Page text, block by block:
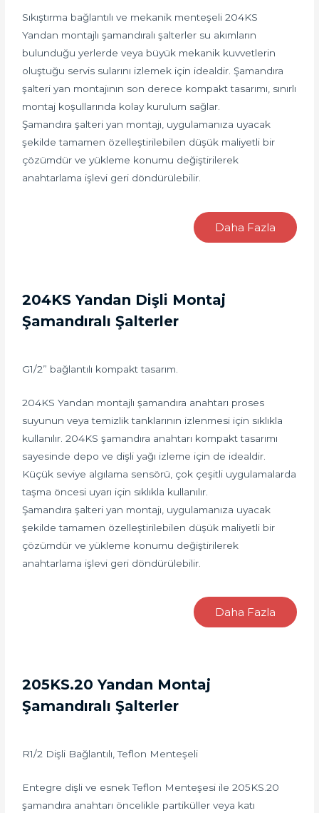
Sıkıştırma bağlantılı ve mekanik menteşeli 204KS
Yandan montajlı şamandıralı şalterler su akımların
bulunduğu yerlerde veya büyük mekanik kuvvetlerin
oluştuğu servis sularını izlemek için idealdir. Şamandıra
şalteri yan montajının son derece kompakt tasarımı, sınırlı
montaj koşullarında kolay kurulum sağlar.
Şamandıra şalteri yan montajı, uygulamanıza uyacak
şekilde tamamen özelleştirilebilen düşük maliyetli bir
çözümdür ve yükleme konumu değiştirilerek
anahtarlama işlevi geri döndürülebilir.
Daha Fazla
204KS Yandan Dişli Montaj
Şamandıralı Şalterler
G1/2” bağlantılı kompakt tasarım.
204KS Yandan montajlı şamandıra anahtarı proses
suyunun veya temizlik tanklarının izlenmesi için sıklıkla
kullanılır. 204KS şamandıra anahtarı kompakt tasarımı
sayesinde depo ve dişli yağı izleme için de idealdir.
Küçük seviye algılama sensörü, çok çeşitli uygulamalarda
taşma öncesi uyarı için sıklıkla kullanılır.
Şamandıra şalteri yan montajı, uygulamanıza uyacak
şekilde tamamen özelleştirilebilen düşük maliyetli bir
çözümdür ve yükleme konumu değiştirilerek
anahtarlama işlevi geri döndürülebilir.
Daha Fazla
205KS.20 Yandan Montaj
Şamandıralı Şalterler
R1/2 Dişli Bağlantılı, Teflon Menteşeli
Entegre dişli ve esnek Teflon Menteşesi ile 205KS.20
şamandıra anahtarı öncelikle partiküller veya katı